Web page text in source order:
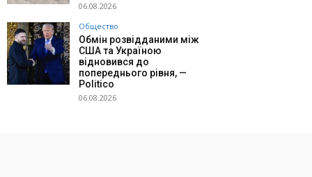
06.08.2026
Общество
Обмін розвідданими між
США та Україною
відновився до
попереднього рівня, —
Politico
06.08.2026